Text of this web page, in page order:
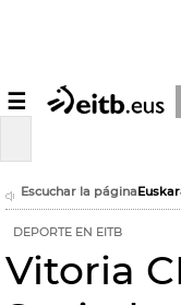
☰
Escuchar la página
DEPORTE EN EITB
Vitoria